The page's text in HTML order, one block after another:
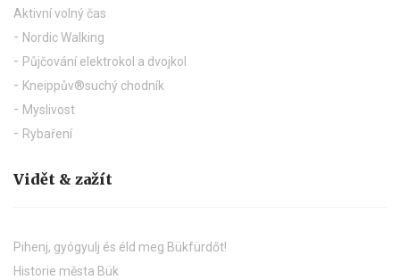
Aktivní volný čas
Nordic Walking
Půjčování elektrokol a dvojkol
Kneippův®suchý chodník
Myslivost
Rybaření
Vidět & zažít
Pihenj, gyógyulj és éld meg Bükfürdőt!
Historie města Bük